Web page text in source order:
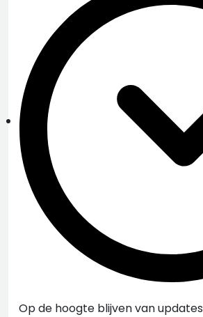
Op de hoogte blijven van updates